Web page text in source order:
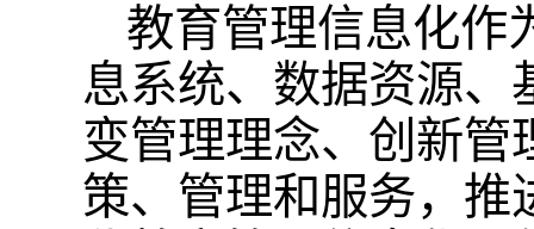
教育管理信息化作
息系统、数据资源
变管理理念、创新管
策、管理和服务，推